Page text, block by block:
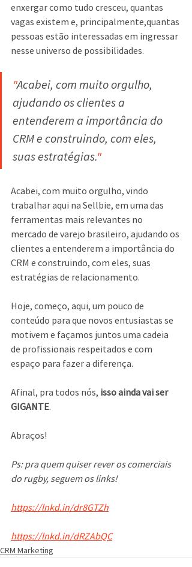
enxergar como tudo cresceu, quantas
vagas existem e, principalmente,quantas
pessoas estão interessadas em ingressar
nesse universo de possibilidades.
"Acabei, com muito orgulho,
ajudando os clientes a
entenderem a importância do
CRM e construindo, com eles,
suas estratégias."
Acabei, com muito orgulho, vindo
trabalhar aqui na Sellbie, em uma das
ferramentas mais relevantes no
mercado de varejo brasileiro, ajudando os
clientes a entenderem a importância do
CRM e construindo, com eles, suas
estratégias de relacionamento.
Hoje, começo, aqui, um pouco de
conteúdo para que novos entusiastas se
motivem e façamos juntos uma cadeia
de profissionais respeitados e com
espaço para fazer a diferença.
Afinal, pra todos nós, isso ainda vai ser
GIGANTE.
Abraços!
Ps: pra quem quiser rever os comerciais
do rugby, seguem os links!
https://lnkd.in/dr8GTZh
https://lnkd.in/dRZAbQC
CRM Marketing